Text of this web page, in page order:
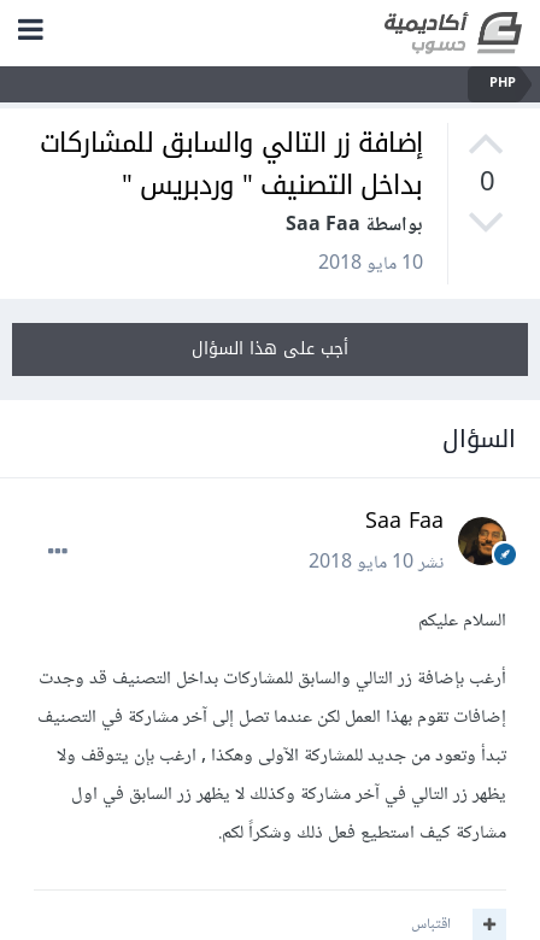
PHP
0
إضافة زر التالي والسابق للمشاركات
بداخل التصنيف " وردبريس "
بواسطة Saa Faa
10 مايو 2018
أجب على هذا السؤال
السؤال
Saa Faa
نشر10 مايو 2018
السلام عليكم
أرغب بإضافة زر التالي والسابق للمشاركات بداخل التصنيف قد وجدت
إضافات تقوم بهذا العمل لكن عندما تصل إلى آخر مشاركة في التصنيف
تبدأ وتعود من جديد للمشاركة الآولى وهكذا , ارغب بإن يتوقف ولا
يظهر زر التالي في آخر مشاركة وكذلك لا يظهر زر السابق في اول
مشاركة كيف استطيع فعل ذلك وشكراً لكم.
اقتباس